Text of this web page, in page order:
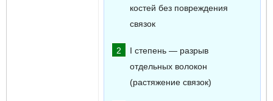
костей без повреждения
связок
I степень — разрыв
отдельных волокон
(растяжение связок)